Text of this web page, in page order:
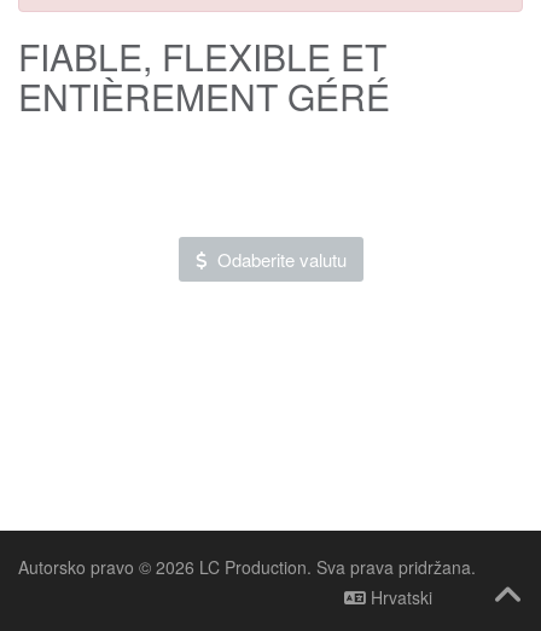
FIABLE, FLEXIBLE ET
ENTIÈREMENT GÉRÉ
Odaberite valutu
Autorsko pravo © 2026 LC Production. Sva prava pridržana.
Hrvatski